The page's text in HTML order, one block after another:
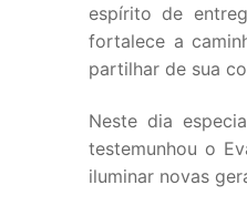
espírito de
fortalece a
partilhar de sua
Neste dia
testemunhou o
iluminar novas